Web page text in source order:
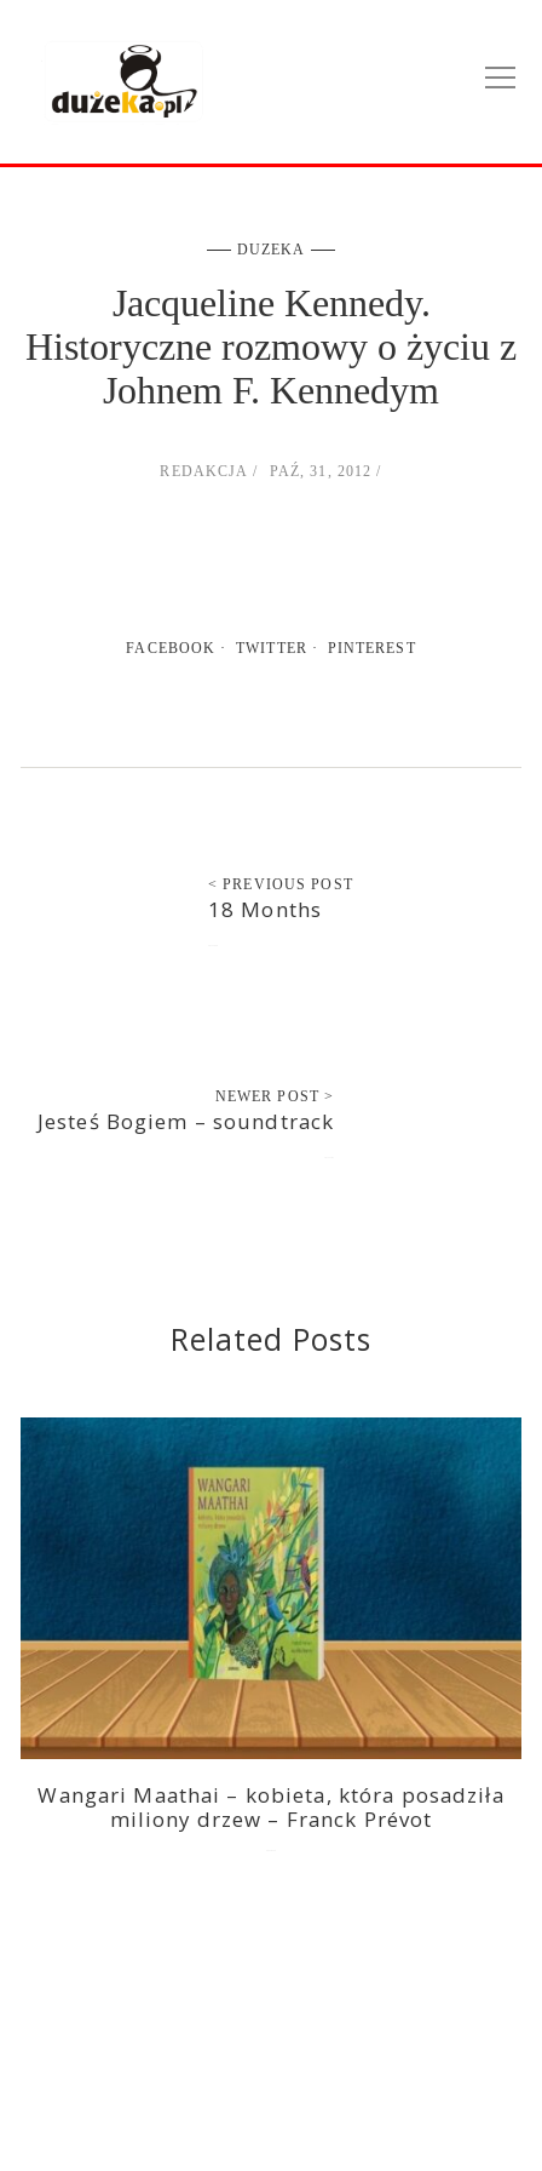
DUZEKA
Jacqueline Kennedy.
Historyczne rozmowy o życiu z
Johnem F. Kennedym
REDAKCJA PAŹ, 31, 2012
FACEBOOK TWITTER PINTEREST
< PREVIOUS POST
18 Months
NEWER POST >
Jesteś Bogiem – soundtrack
Related Posts
Wangari Maathai – kobieta, która posadziła
miliony drzew – Franck Prévot